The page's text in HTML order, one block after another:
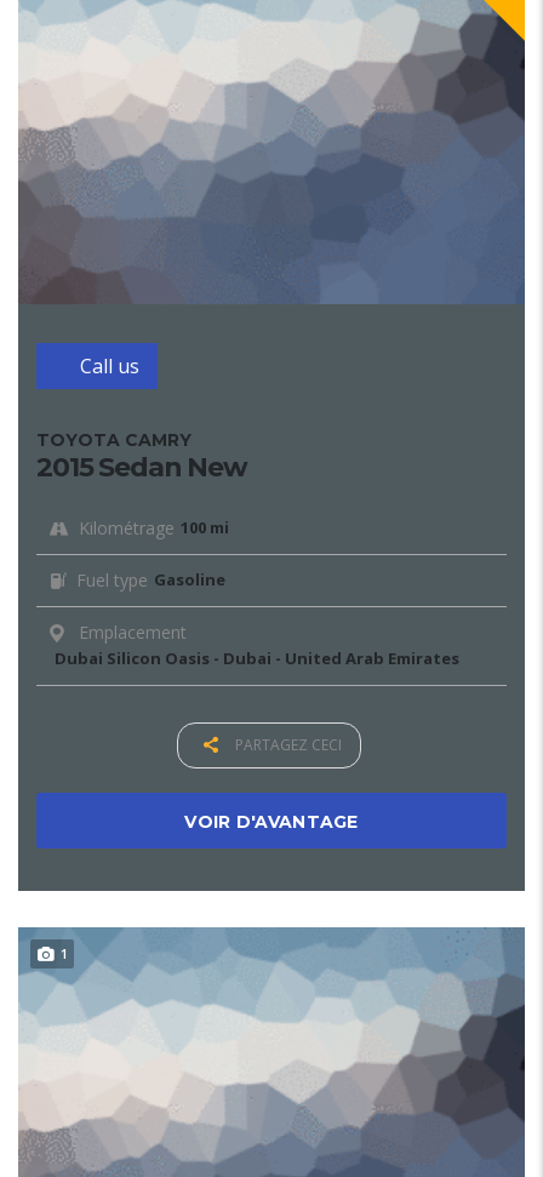
Call us
TOYOTA CAMRY
2015 Sedan New
Kilométrage 100 mi
Fuel type Gasoline
Emplacement
Dubai Silicon Oasis - Dubai - United Arab Emirates
PARTAGEZ CECI
VOIR D'AVANTAGE
1